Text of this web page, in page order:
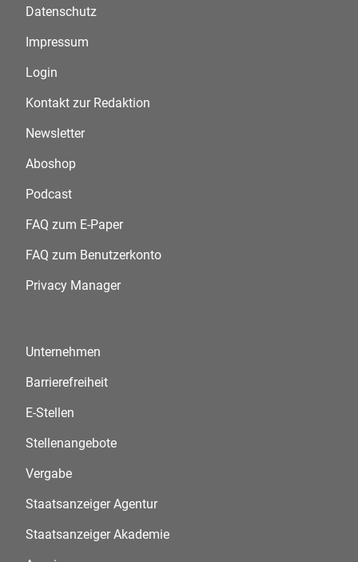
Datenschutz
Impressum
Login
Kontakt zur Redaktion
Newsletter
Aboshop
Podcast
FAQ zum E-Paper
FAQ zum Benutzerkonto
Privacy Manager
Unternehmen
Barrierefreiheit
E-Stellen
Stellenangebote
Vergabe
Staatsanzeiger Agentur
Staatsanzeiger Akademie